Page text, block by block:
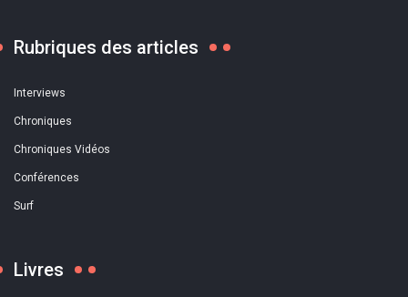
Rubriques des articles
Interviews
Chroniques
Chroniques Vidéos
Conférences
Surf
Livres